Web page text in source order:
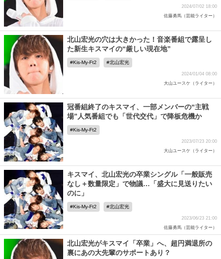
2024/07/02 18:00
佐藤勇馬（芸能ライター）
北山宏光の穴は大きかった！音楽番組で露呈し
た新生キスマイの“厳しい現在地”
Kis-My-Ft2 北山宏光
2024/01/04 08:00
大山ユースケ（ライター）
冠番組終了のキスマイ、一部メンバーの“主戦
場”人気番組でも「世代交代」で降板危機か
Kis-My-Ft2
2023/07/23 20:00
大山ユースケ（ライター）
キスマイ、北山宏光の卒業シングル「一般販売
なし＋数量限定」で物議…「盛大に見送りたい
のに」
Kis-My-Ft2 北山宏光
2023/06/23 21:00
佐藤勇馬（芸能ライター）
北山宏光がキスマイ「卒業」へ、超円満退所の
裏にあの大先輩のサポートあり？